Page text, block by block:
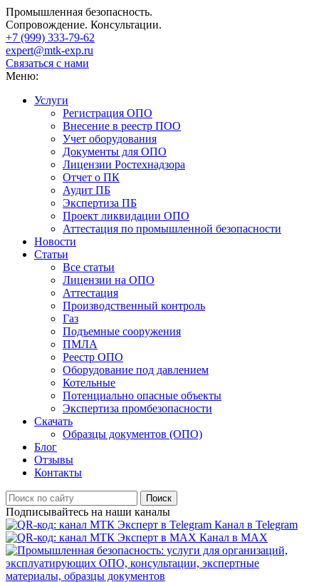
Промышленная безопасность.
Сопровождение. Консультации.
+7 (999) 333-79-62
expert@mtk-exp.ru
Связаться с нами
Меню:
Услуги
Регистрация ОПО
Внесение в реестр ПОО
Учет оборудования
Документы для ОПО
Лицензии Ростехнадзора
Отчет о ПК
Аудит ПБ
Экспертиза ПБ
Проект ликвидации ОПО
Аттестация по промышленной безопасности
Новости
Статьи
Все статьи
Лицензии на ОПО
Аттестация
Производственный контроль
Газ
Подъемные сооружения
ПМЛА
Реестр ОПО
Оборудование под давлением
Котельные
Потенциально опасные объекты
Экспертиза промбезопасности
Скачать
Образцы документов (ОПО)
Блог
Отзывы
Контакты
Поиск
Подписывайтесь на наши каналы
Канал в Telegram
Канал в MAX